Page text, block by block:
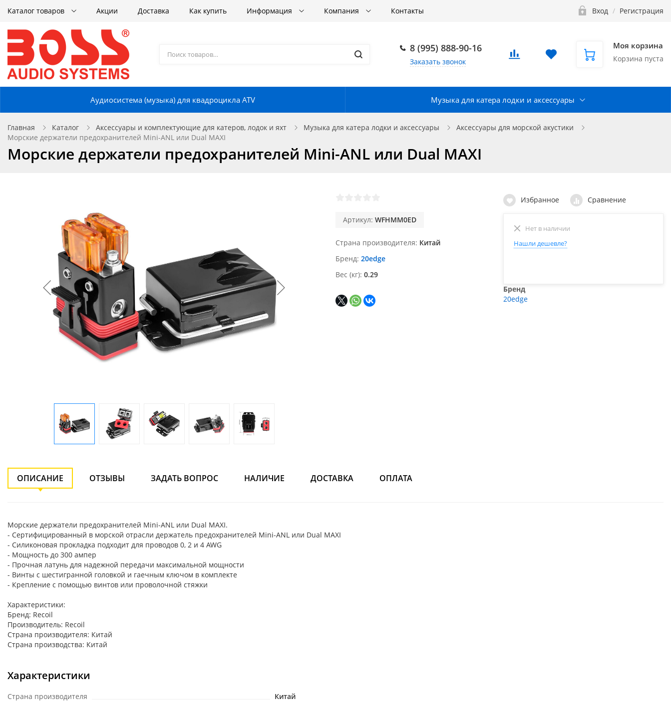
Каталог товаров Акции Доставка Как купить Информация Компания Контакты Вход / Регистрация
8 (995) 888-90-16
Заказать звонок
Моя корзина
Корзина пуста
Аудиосистема (музыка) для квадроцикла ATV Музыка для катера лодки и аксессуары
Главная Каталог Аксессуары и комплектующие для катеров, лодок и яхт Музыка для катера лодки и аксессуары
Аксессуары для морской акустики
Морские держатели предохранителей Mini-ANL или Dual MAXI
Морские держатели предохранителей Mini-ANL или Dual MAXI
Артикул: WFHMM0ED
Страна производителя Китай
Бренд 20edge
Вес (кг) 0.29
Избранное Сравнение
Нет в наличии
Нашли дешевле?
Бренд
20edge
ОПИСАНИЕ ОТЗЫВЫ ЗАДАТЬ ВОПРОС НАЛИЧИЕ ДОСТАВКА ОПЛАТА
Морские держатели предохранителей Mini-ANL или Dual MAXI.
- Сертифицированный в морской отрасли держатель предохранителей Mini-ANL или Dual MAXI
- Силиконовая прокладка подходит для проводов 0, 2 и 4 AWG
- Мощность до 300 ампер
- Прочная латунь для надежной передачи максимальной мощности
- Винты с шестигранной головкой и гаечным ключом в комплекте
- Крепление с помощью винтов или проволочной стяжки
Характеристики:
Бренд: Recoil
Производитель: Recoil
Страна производителя: Китай
Страна производства: Китай
Характеристики
Страна производителя
Китай